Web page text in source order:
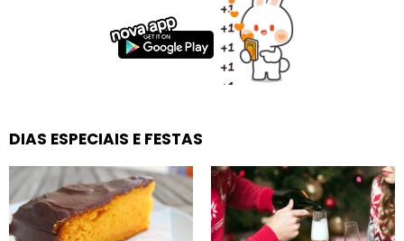
DIAS ESPECIAIS E FESTAS